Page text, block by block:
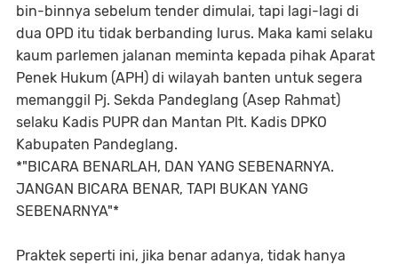
bin-binnya sebelum tender dimulai, tapi lagi-lagi di
dua OPD itu tidak berbanding lurus. Maka kami selaku
kaum parlemen jalanan meminta kepada pihak Aparat
Penek Hukum (APH) di wilayah banten untuk segera
memanggil Pj. Sekda Pandeglang (Asep Rahmat)
selaku Kadis PUPR dan Mantan Plt. Kadis DPKO
Kabupaten Pandeglang.
*"BICARA BENARLAH, DAN YANG SEBENARNYA.
JANGAN BICARA BENAR, TAPI BUKAN YANG
SEBENARNYA"*
Praktek seperti ini, jika benar adanya, tidak hanya